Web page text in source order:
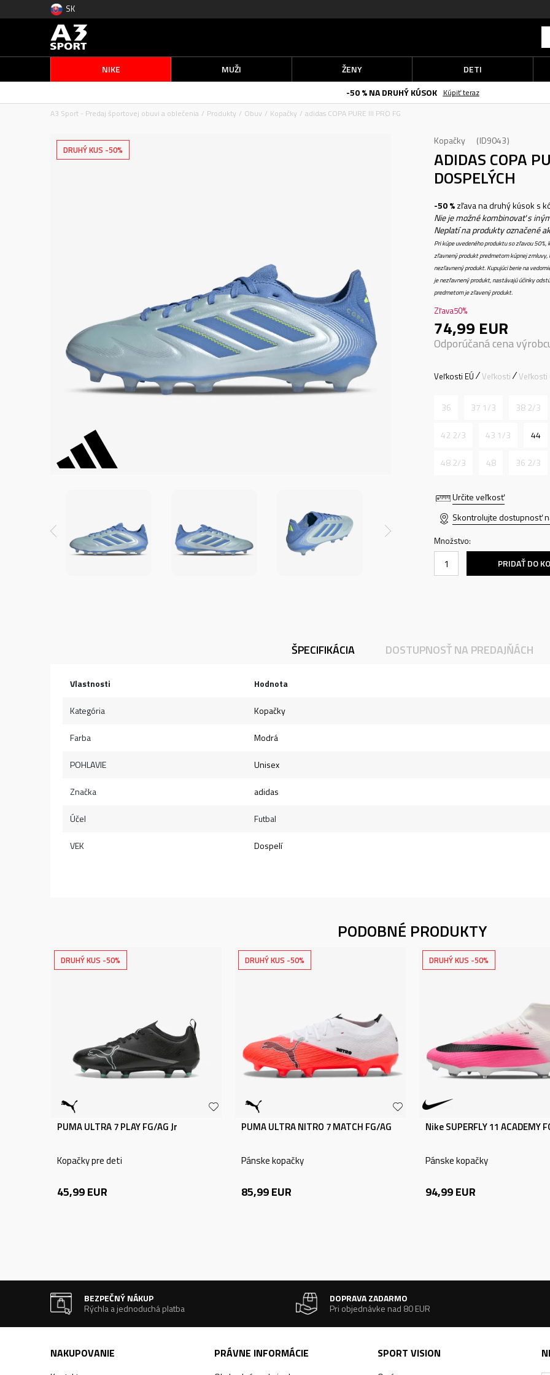
SK
NIKE MUŽI ŽENY DETI
-50 % NA DRUHÝ KÚSOK
Kúpiť teraz
A3 Sport - Predaj športovej obuvi a oblečenia
Produkty Obuv Kopačky adidas COPA PURE III PRO FG
DRUHÝ KUS -50%
Kopačky ID9043
ADIDAS COPA
DOSPELÝCH
-50 %zľava na druhý kúsok s
Nie je možné kombinovať s
Neplatí na produkty označené
Pri kúpe uvedeného produktu so zľavou
zľavnený produkt predmetom kúpnej
nezľavnený produkt. Kupujúci berie na
je nezľavnený produkt, nastávajú účinky
predmetom je zľavený produkt.
Zľava50%
74,99 EUR
Odporúčaná cena
Určite veľkosť
Veľkosti EÚ Veľkosti Veľkosti
36 37 1/3 38 2/3
42 2/3 43 1/3 44
48 2/3 48 36 2/3
Skontrolujte dostupnosť
Množstvo:
PRIDAŤ DO
ŠPECIFIKÁCIA DOSTUPNOSŤ NA PREDAJŇÁCH
Vlastnosti Hodnota
Kategória Kopačky
Farba Modrá
POHLAVIE Unisex
Značka adidas
Účel Futbal
VEK Dospelí
PODOBNÉ PRODUKTY
DRUHÝ KUS -50%
PUMA ULTRA 7 PLAY FG/AG Jr
Kopačky pre deti
45,99EUR
DRUHÝ KUS -50%
PUMA ULTRA NITRO 7 MATCH FG/AG
Pánske kopačky
85,99EUR
DRUHÝ KUS -50%
Nike SUPERFLY 11 ACADEMY
Pánske kopačky
94,99EUR
BEZPEČNÝ NÁKUP
Rýchla a jednoduchá platba
DOPRAVA ZADARMO
Pri objednávke nad 80 EUR
NAKUPOVANIE PRÁVNE INFORMÁCIE SPORT VISION